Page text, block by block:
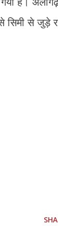
सिमी से जुड़े